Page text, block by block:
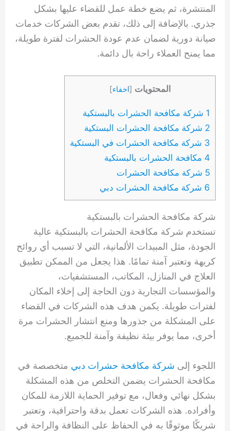
المنتشرة، ثم يضع خطة عمل للقضاء عليها بشكل
جذري. بالإضافة إلى ذلك، تقدم بعض الشركات خدمات
صيانة دورية لضمان عدم عودة الحشرات لفترة طويلة،
مما يمنح العملاء راحة بال دائمة.
المحتويات [اخفاء]
1 شركة مكافحة الحشرات بالبستكية
2 شركة مكافحة الحشرات البستكية
3 شركة مكافحة الحشرات في البستكية
4 مكافحة الحشرات بالبستكية
5 شركة مكافحة الحشرات
6 شركة مكافحة الحشرات دبي
شركة مكافحة الحشرات بالبستكية
تستخدم شركة مكافحة الحشرات بالبستكية عالية
الجودة، مثل المبيدات الألمانية، التي لا تسبب أي روائح
كريهة وتعتبر آمنة تمامًا. هذا يجعل من الممكن تطبيق
العلاج في المنازل، المكاتب، المستشفيات،
والمؤسسات التجارية دون الحاجة إلى إخلاء المكان
لفترات طويلة. يكمن هدف هذه الشركات في القضاء
على المشكلة من جذورها ومنع انتشار الحشرات مرة
أخرى، مما يوفر بيئة نظيفة وآمنة للجميع.
اللجوء إلى شركة مكافحة حشرات دبي متخصصة في
مكافحة الحشرات يضمن التخلص من هذه المشكلة
بشكل نهائي وفعال، مع توفير الحماية اللازمة للمكان
وأفراده. هذه الشركات تعمل بدقة واحترافية، وتعتبر
شريكًا موثوقًا به في الحفاظ على النظافة والراحة في